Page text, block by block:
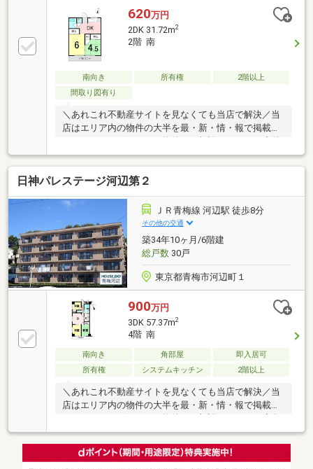
620万円
2DK 31.72m2
2階 南
南向き 所有権
2階以上
間取り図有り
＼あれこれ不動産サイトを見なくても当店で解決／当
店はエリア内の物件の大半を最・新・情・報で掲載！
ほかのページで気になる物件もご相談ください。◆持
分10分の１(16.11坪所有権あり)◆駐車場1台付（車種
による）◆生活必需品の購入が徒歩圏で揃います◆小
学校まで徒歩約4分
日神パレステージ河辺第２
ＪＲ青梅線 河辺駅 徒歩8分
その他の交通
築34年10ヶ月/6階建
総戸数30戸
東京都青梅市河辺町１
900万円
3DK 57.37m2
4階 南
南向き 角部屋
即入居可
所有権
システムキッチン 2階以上
＼あれこれ不動産サイトを見なくても当店で解決／当
店はエリア内の物件の大半を最・新・情・報で掲載！
部屋◆室内大変綺麗です◆コンビニまで徒歩約5分◆
ドラッグストアまで徒歩約5分◆公園まで徒歩約1分◆
閑静な住宅街◆小学校まで徒歩約6分